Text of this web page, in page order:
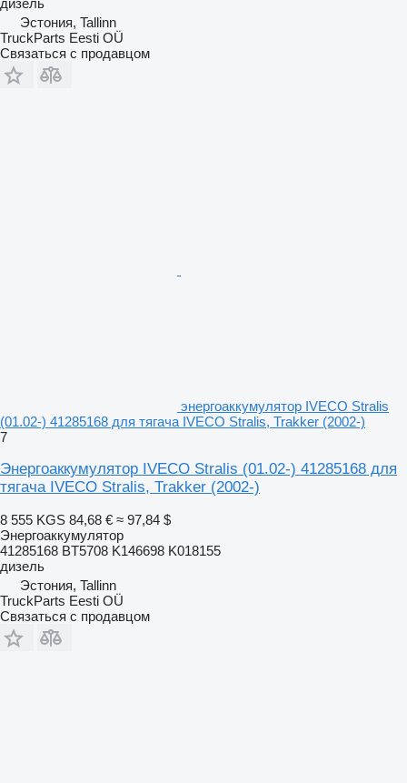
дизель
Эстония, Tallinn
TruckParts Eesti OÜ
Связаться с продавцом
энергоаккумулятор IVECO Stralis
(01.02-) 41285168 для тягача IVECO Stralis, Trakker (2002-)
7
Энергоаккумулятор IVECO Stralis (01.02-) 41285168 для
тягача IVECO Stralis, Trakker (2002-)
8 555 KGS 84,68 € ≈ 97,84 $
Энергоаккумулятор
41285168 BT5708 K146698 K018155
дизель
Эстония, Tallinn
TruckParts Eesti OÜ
Связаться с продавцом